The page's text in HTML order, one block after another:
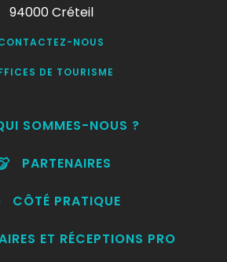
94000 Créteil
NOUS
DE TOURISME
SOMMES-NOUS ?
PARTENAIRES
CÔTÉ PRATIQUE
ET RÉCEPTIONS PRO